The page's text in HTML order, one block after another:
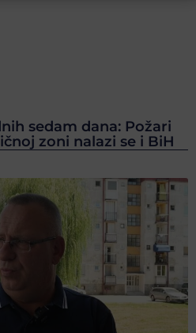
sedam dana: Požari
zoni nalazi se i BiH